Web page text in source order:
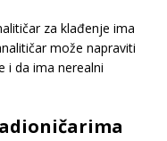
za klađenje ima
može napraviti
i da ima nerealni